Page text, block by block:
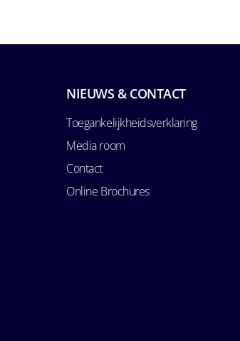
NIEUWS & CONTACT
Toegankelijkheidsverklaring
Media room
Contact
Online Brochures